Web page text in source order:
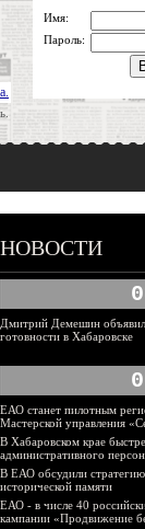
Имя:
Пароль:
НОВОСТИ
Дмитрий Демешин
готовности в Хабаровске
ЕАО станет пилотным
Мастерской управления
В Хабаровском крае
административного
В ЕАО обсудили
исторической памяти
ЕАО - в числе 40
кампании «Продвижение